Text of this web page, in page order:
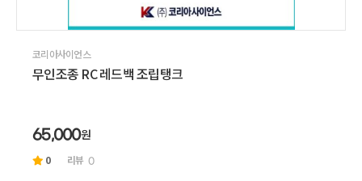
코리아사이언스
무인조종 RC 레드백 조립탱크
65,000원
0 리뷰 0